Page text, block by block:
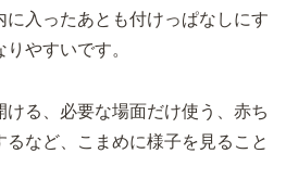
に入ったあとも付けっぱなしにす
やすいです。
ける、必要な場面だけ使う、赤ち
るなど、こまめに様子を見ること